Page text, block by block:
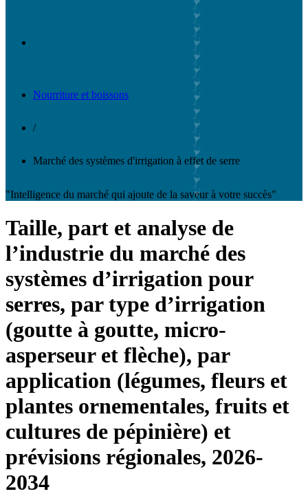
Nourriture et boissons
/
Marché des systèmes d'irrigation à effet de serre
"Intelligence du marché qui ajoute de la saveur à votre succès"
Taille, part et analyse de
l’industrie du marché des
systèmes d’irrigation pour
serres, par type d’irrigation
(goutte à goutte, micro-
asperseur et flèche), par
application (légumes, fleurs et
plantes ornementales, fruits et
cultures de pépinière) et
prévisions régionales, 2026-
2034